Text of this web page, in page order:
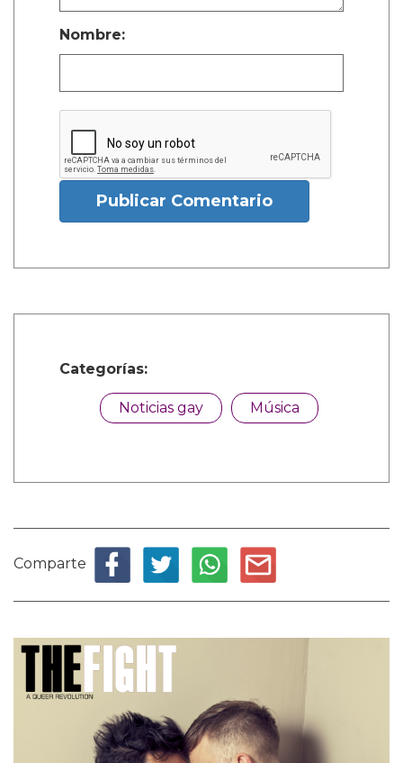
Nombre:
Publicar Comentario
Categorías:
Noticias gay Música
Comparte